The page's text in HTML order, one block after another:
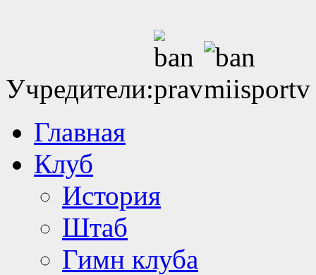
Учредители:
Главная
Клуб
История
Штаб
Гимн клуба